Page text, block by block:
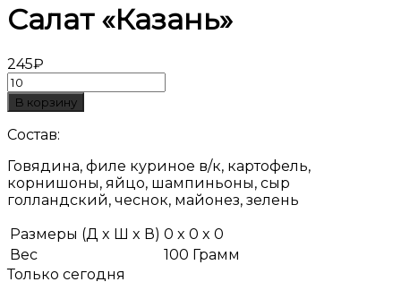
Салат «Казань»
245₽
Состав:
Говядина, филе куриное в/к, картофель,
корнишоны, яйцо, шампиньоны, сыр
голландский, чеснок, майонез, зелень
Размеры (Д x Ш x В) 0 x 0 x 0
Вес
100 Грамм
Только сегодня